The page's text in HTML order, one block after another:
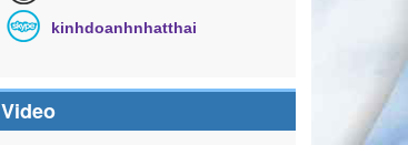
kinhdoanhnhatthai
Video